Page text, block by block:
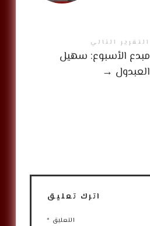
التقرير التالي
مبدع الأسبوع: سهيل
العبدول →
اترك تعليق
التعليق *